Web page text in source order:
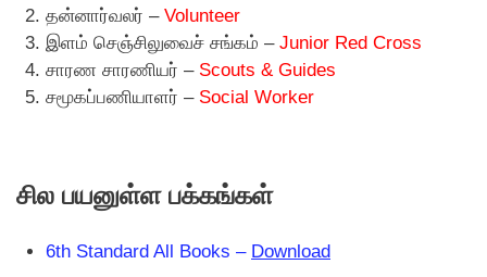
தன்னார்வலர் – Volunteer
இளம் செஞ்சிலுவைச் சங்கம் – Junior Red Cross
சாரண சாரணியர் – Scouts & Guides
சமூகப்பணியாளர் – Social Worker
சில பயனுள்ள பக்கங்கள்
6th Standard All Books – Download